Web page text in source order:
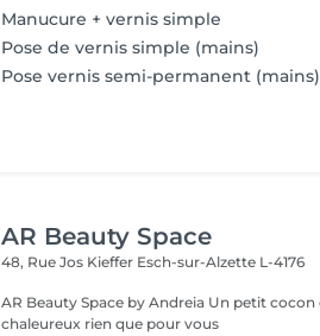
Manucure + vernis simple
Pose de vernis simple (mains)
Pose vernis semi-permanent (mains)
AR Beauty Space
48, Rue Jos Kieffer Esch-sur-Alzette L-4176
AR Beauty Space by Andreia Un petit cocon cozy, simple et
chaleureux rien que pour vous